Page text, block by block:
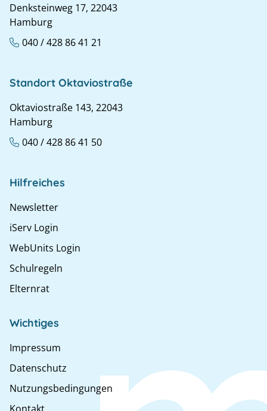
Denksteinweg 17, 22043
Hamburg
040 / 428 86 41 21
Standort Oktaviostraße
Oktaviostraße 143, 22043
Hamburg
040 / 428 86 41 50
Hilfreiches
Newsletter
iServ Login
WebUnits Login
Schulregeln
Elternrat
Wichtiges
Impressum
Datenschutz
Nutzungsbedingungen
Kontakt